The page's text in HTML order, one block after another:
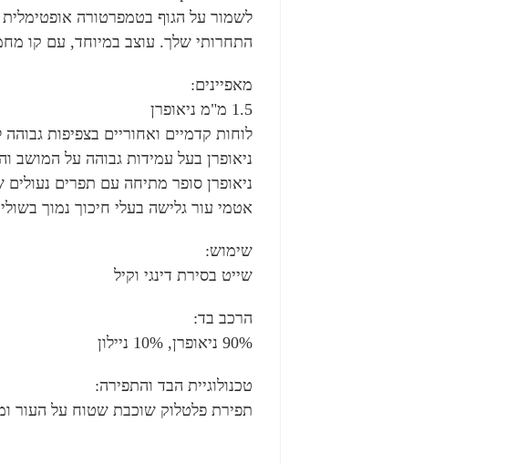
התחרותי שלך. עוצב במיוחד, עם קו
מאפיינים:
1.5 מ"מ ניאופרן
לוחות קדמיים ואחוריים בצפיפות
ניאופרן בעל עמידות גבוהה על המושב
ניאופרן סופר מתיחה עם תפרים
אטמי עור גלישה בעלי חיכוך נמוך
שימוש:
שייט בסירת דינגי וקיל
הרכב בד:
90% ניאופרן, 10% ניילון
טכנולוגיית הבד והתפירה:
תפירת פלטלוק שוכבת שטוח על העור